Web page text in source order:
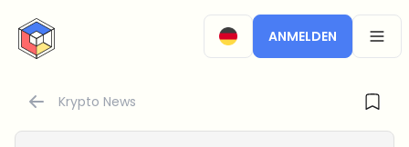
CryptoTicker
ANMELDEN
Krypto News